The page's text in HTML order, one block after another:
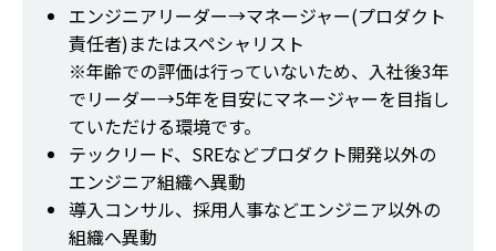
エンジニアリーダー→マネージャー(プロダクト
責任者)またはスペシャリスト
※年齢での評価は行っていないため、入社後3年
でリーダー→5年を目安にマネージャーを目指し
ていただける環境です。
テックリード、SREなどプロダクト開発以外の
エンジニア組織へ異動
導入コンサル、採用人事などエンジニア以外の
組織へ異動